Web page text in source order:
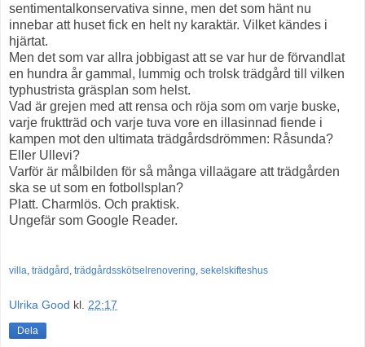
sentimentalkonservativa sinne, men det som hänt nu
innebar att huset fick en helt ny karaktär. Vilket kändes i
hjärtat.
Men det som var allra jobbigast att se var hur de förvandlat
en hundra år gammal, lummig och trolsk trädgård till vilken
typhustrista gräsplan som helst.
Vad är grejen med att rensa och röja som om varje buske,
varje fruktträd och varje tuva vore en illasinnad fiende i
kampen mot den ultimata trädgårdsdrömmen: Råsunda?
Eller Ullevi?
Varför är målbilden för så många villaägare att trädgården
ska se ut som en fotbollsplan?
Platt. Charmlös. Och praktisk.
Ungefär som Google Reader.
villa, trädgård , trädgårdsskötsel renovering, sekelskifteshus
Ulrika Good kl. 22:17
Dela